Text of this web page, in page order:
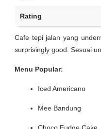
Rating
Cafe tepi jalan yang
surprisingly good. Sesuai
Menu Popular:
Iced Americano
Mee Bandung
Choco Fudge Cake